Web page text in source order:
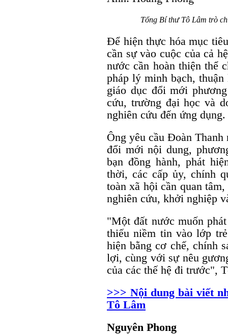
Tổng Bí thư Tô Lâm trò
Để hiện thực hóa mục
cần sự vào cuộc của cả
nước cần hoàn thiện thể
pháp lý minh bạch,
giáo dục đổi mới
cứu, trường đại học và
nghiên cứu đến ứng dụng.
Ông yêu cầu Đoàn
đổi mới nội dung,
bạn đồng hành, phát
thời, các cấp ủy, chính
toàn xã hội cần quan
nghiên cứu, khởi nghiệp
"Một đất nước muốn
thiếu niềm tin vào lớp
hiện bằng cơ chế, chính
lợi, cùng với sự nêu
của các thế hệ đi trước",
>>> Nội dung bài viết
Tô Lâm
Nguyên Phong